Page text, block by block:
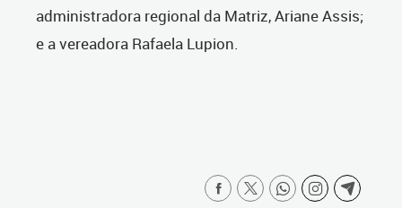
administradora regional da Matriz, Ariane Assis;
e a vereadora Rafaela Lupion.